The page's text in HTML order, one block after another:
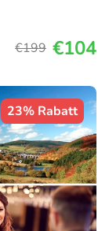
€199 €104
23% Rabatt